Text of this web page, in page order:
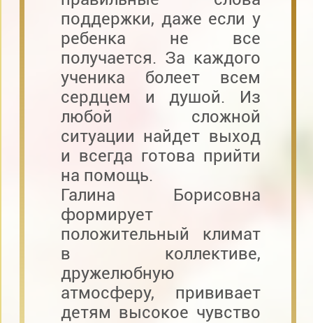
поддержки, даже если у
ребенка не все
получается. За каждого
ученика болеет всем
сердцем и душой. Из
любой сложной
ситуации найдет выход
и всегда готова прийти
на помощь.
Галина Борисовна
формирует
положительный климат
в коллективе,
дружелюбную
атмосферу, прививает
детям высокое чувство